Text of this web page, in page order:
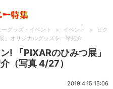
グッズ・イベント > イベント >
ピク
」オリジナルグッズを一挙紹介
! 「PIXARのひみつ展」
（写真 4/27）
2019.4.15 15:06